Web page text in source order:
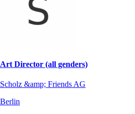
Art Director (all genders)
Scholz &amp; Friends AG
Berlin